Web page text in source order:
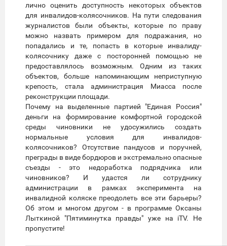
лично оценить доступность некоторых объектов
для инвалидов-колясочников. На пути следования
журналистов были объекты, которые по праву
можно назвать примером для подражания, но
попадались и те, попасть в которые инвалиду-
колясочнику даже с посторонней помощью не
предоставлялось возможным. Одним из таких
объектов, больше напоминающим неприступную
крепость, стала администрация Миасса после
реконструкции площади.
Почему на выделенные партией "Единая Россия"
деньги на формирование комфортной городской
среды чиновники не удосужились создать
нормальные условия для инвалидов-
колясочников? Отсутствие пандусов и поручней,
преграды в виде бордюров и экстремально опасные
съезды - это недоработка подрядчика или
чиновников? И удастся ли сотруднику
администрации в рамках эксперимента на
инвалидной коляске преодолеть все эти барьеры?
Об этом и многом другом - в программе Оксаны
Лыткиной "Пятиминутка правды" уже на iTV. Не
пропустите!